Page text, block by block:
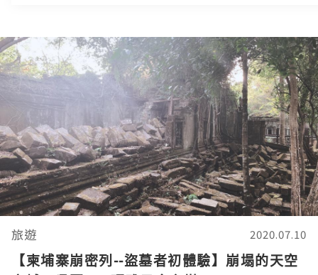
旅遊 2020.07.10
【柬埔寨崩密列--盜墓者初體驗】崩塌的天空